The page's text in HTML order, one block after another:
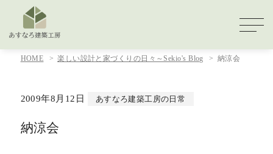
HOME 楽しい設計と家づくりの日々～Sekio's Blog 納涼会
2009年8月12日 あすなろ建築工房の日常
納涼会